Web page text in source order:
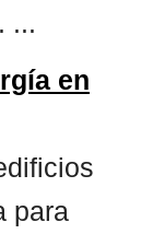
...
en
para